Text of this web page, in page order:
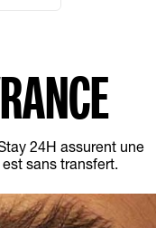
24H assurent une
sans transfert.